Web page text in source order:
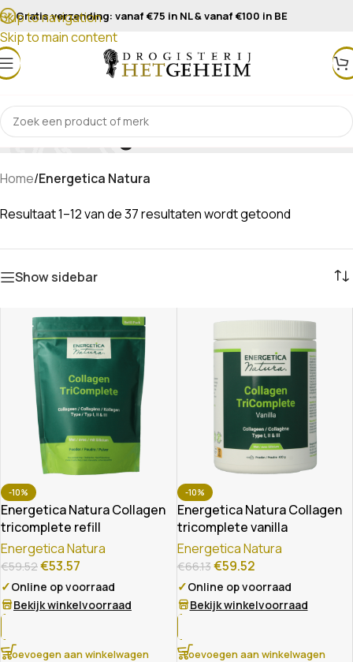
Skip to navigation
Skip to main content
Gratis verzending: vanaf €75 in NL & vanaf €100 in BE
Energetica Natura
Home/Energetica Natura
Resultaat 1–12 van de 37 resultaten wordt getoond
Show sidebar
-10%
Energetica Natura Collagen
tricomplete refill
Energetica Natura
€59.52€53.57
✓Online op voorraad
Bekijk winkelvoorraad
Toevoegen aan winkelwagen
-10%
Energetica Natura Collagen
tricomplete vanilla
Energetica Natura
€66.13€59.52
✓Online op voorraad
Bekijk winkelvoorraad
Toevoegen aan winkelwagen